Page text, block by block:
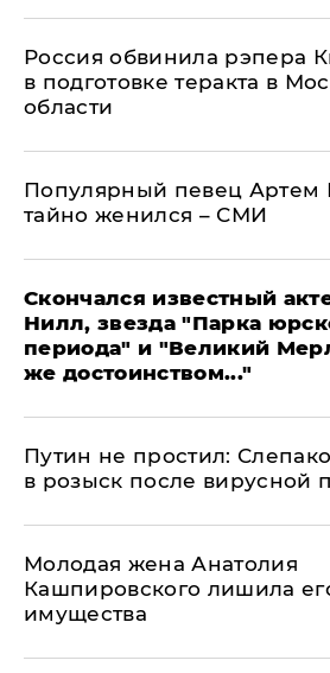
Россия обвинила рэпера
в подготовке теракта в
области
Популярный певец Артем
тайно женился – СМИ
Скончался известный
Нилл, звезда "Парка
периода" и "Великий
же достоинством..."
Путин не простил:
в розыск после вирусной
Молодая жена Анатолия
Кашпировского лишила
имущества